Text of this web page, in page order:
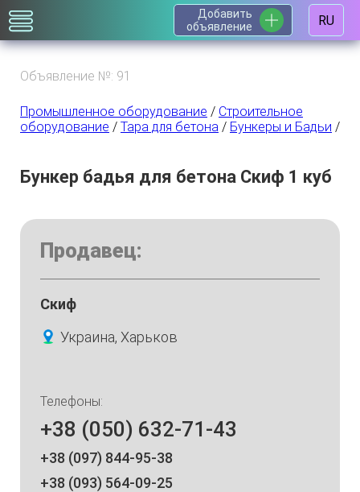
Добавить
объявление
RU
Объявление №: 91
Промышленное оборудование / Строительное
оборудование / Тара для бетона / Бункеры и Бадьи /
Бункер бадья для бетона Скиф 1 куб
Продавец:
Скиф
Украина, Харьков
Телефоны:
+38 (050) 632-71-43
+38 (097) 844-95-38
+38 (093) 564-09-25